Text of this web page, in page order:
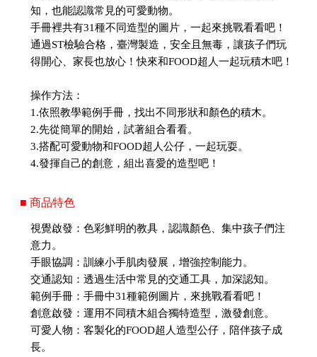
知，也能認識常見的可愛動物。
手冊裡共有31種不同造型的圖片，一起來挑戰看看吧！
通過ST檢驗合格，臺灣製造，安全且無毒，讓孩子們玩
得開心、家長也放心！快來和FOOD超人一起玩積木吧！
操作方法：
1.依照教學範例手冊，找出不同形狀和顏色的積木。
2.先從簡單的開始，試著組合看看。
3.搭配可愛動物和FOOD超人公仔，一起玩耍。
4.發揮自己的創意，組出喜愛的造型吧！
■ 商品特色
視覺啟發：色彩鮮明的教具，認識顏色、集中孩子們注
意力。
手眼協調：訓練小手肌肉發展，增強控制能力。
交通認知：透過生活中常見的交通工具，加深認知。
範例手冊：手冊中31種範例圖片，來挑戰看看吧！
創意啟發：運用不同積木組合獨特造型，激發創意。
可愛人物：客製化的FOOD超人造型公仔，陪伴孩子成
長。